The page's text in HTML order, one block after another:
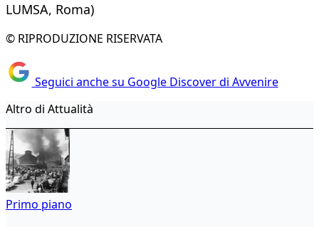
LUMSA, Roma)
© RIPRODUZIONE RISERVATA
Seguici anche su Google Discover di Avvenire
Altro di Attualità
Primo piano